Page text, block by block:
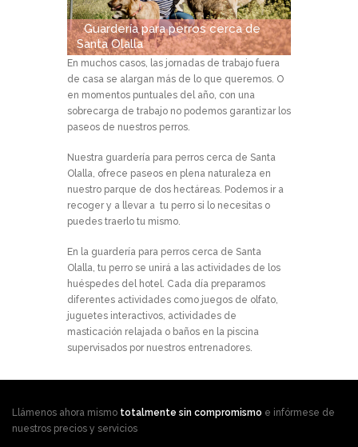
Guardería para perros cerca de
Santa Olalla
En muchos casos, las jornadas de trabajo fuera
de casa se alargan más de lo que queremos. O
en momentos puntuales del año, con una
sobrecarga de trabajo no podemos garantizar los
paseos de nuestros perros.
Nuestra guardería para perros cerca de Santa
Olalla, ofrece paseos en plena naturaleza en
nuestro parque de dos hectáreas. Podemos ir a
recoger y a llevar a tu perro si lo necesitas o
puedes traerlo tu mismo.
En la guardería para perros cerca de Santa
Olalla, tu perro se unirá a las actividades de los
huéspedes del hotel. Cada día preparamos
diferentes actividades como juegos de olfato,
juguetes interactivos, actividades de
masticación relajada o baños en la piscina
supervisados por nuestros entrenadores.
Llámenos ahora mismo totalmente sin compromismo e infórmese de
nuestros precios y servicios